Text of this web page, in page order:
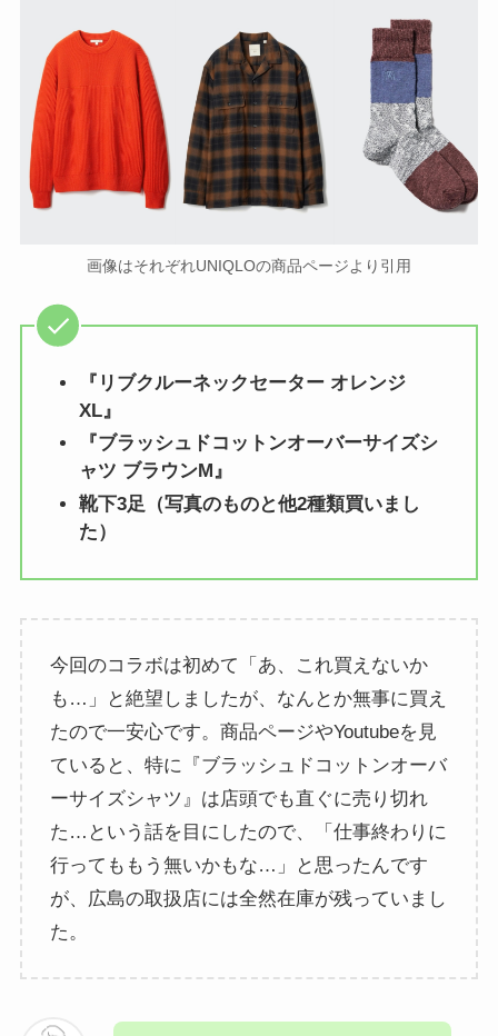
画像はそれぞれUNIQLOの商品ページより引用
『リブクルーネックセーター オレンジ
XL』
『ブラッシュドコットンオーバーサイズシ
ャツ ブラウンM』
靴下3足（写真のものと他2種類買いまし
た）
今回のコラボは初めて「あ、これ買えないか
も…」と絶望しましたが、なんとか無事に買え
たので一安心です。商品ページやYoutubeを見
ていると、特に『ブラッシュドコットンオーバ
ーサイズシャツ』は店頭でも直ぐに売り切れ
た…という話を目にしたので、「仕事終わりに
行ってももう無いかもな…」と思ったんです
が、広島の取扱店には全然在庫が残っていまし
た。